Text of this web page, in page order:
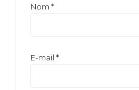
Nom *
E-mail *